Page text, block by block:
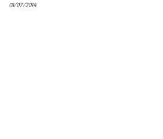
01/07/2014